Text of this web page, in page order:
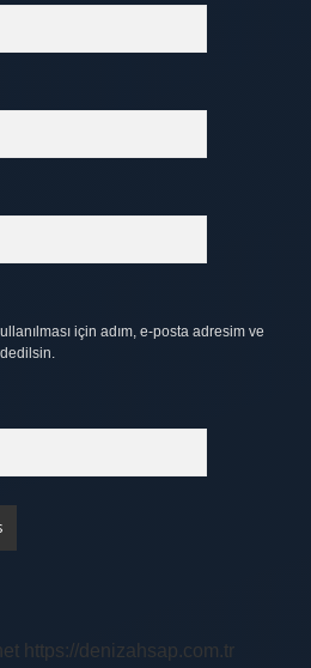
için adım, e-posta adresim ve
https://denizahsap.com.tr